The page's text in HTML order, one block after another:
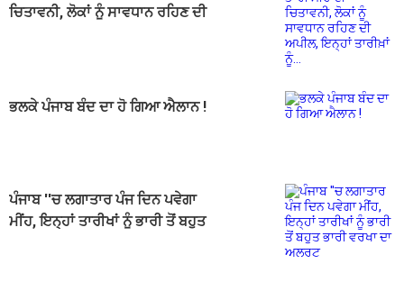
ਚਿਤਾਵਨੀ, ਲੋਕਾਂ ਨੂੰ ਸਾਵਧਾਨ ਰਹਿਣ ਦੀ
ਭਲਕੇ ਪੰਜਾਬ ਬੰਦ ਦਾ ਹੋ ਗਿਆ ਐਲਾਨ !
ਪੰਜਾਬ ''ਚ ਲਗਾਤਾਰ ਪੰਜ ਦਿਨ ਪਵੇਗਾ
ਮੀਂਹ, ਇਨ੍ਹਾਂ ਤਾਰੀਖਾਂ ਨੂੰ ਭਾਰੀ ਤੋਂ ਬਹੁਤ